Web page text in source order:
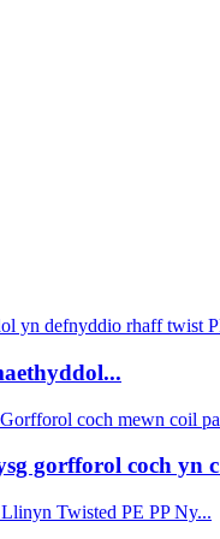
gorfforol coch yn